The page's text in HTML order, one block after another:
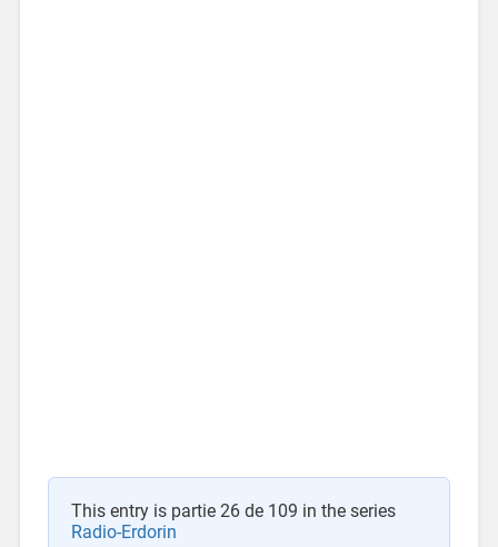
This entry is partie 26 de 109 in the series
Radio-Erdorin